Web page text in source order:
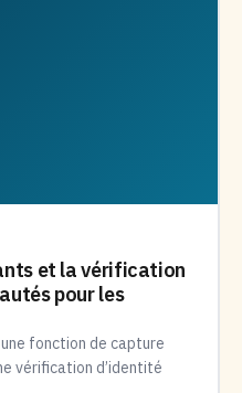
et la vérification
pour les
fonction de capture
vérification d’identité